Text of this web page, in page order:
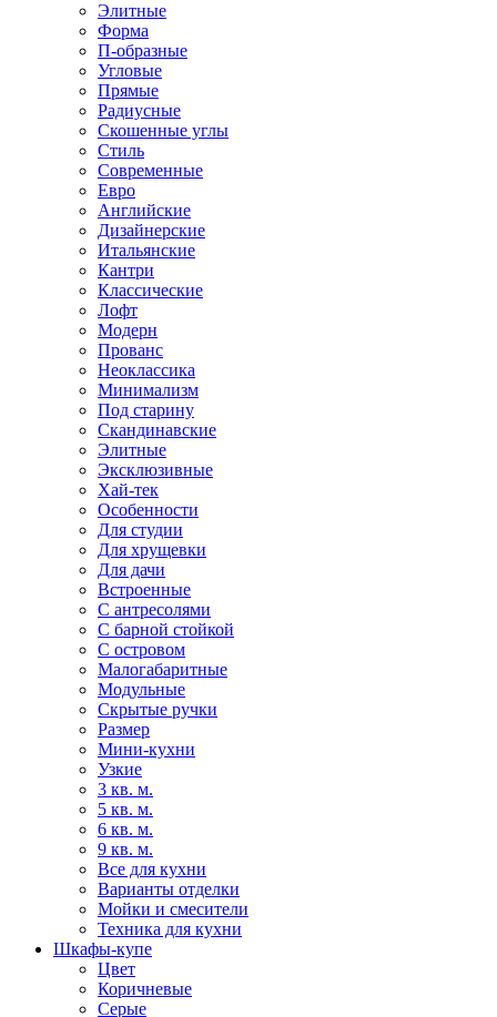
Элитные
Форма
П-образные
Угловые
Прямые
Радиусные
Скошенные углы
Стиль
Современные
Евро
Английские
Дизайнерские
Итальянские
Кантри
Классические
Лофт
Модерн
Прованс
Неоклассика
Минимализм
Под старину
Скандинавские
Элитные
Эксклюзивные
Хай-тек
Особенности
Для студии
Для хрущевки
Для дачи
Встроенные
С антресолями
С барной стойкой
С островом
Малогабаритные
Модульные
Скрытые ручки
Размер
Мини-кухни
Узкие
3 кв. м.
5 кв. м.
6 кв. м.
9 кв. м.
Все для кухни
Варианты отделки
Мойки и смесители
Техника для кухни
Шкафы-купе
Цвет
Коричневые
Серые